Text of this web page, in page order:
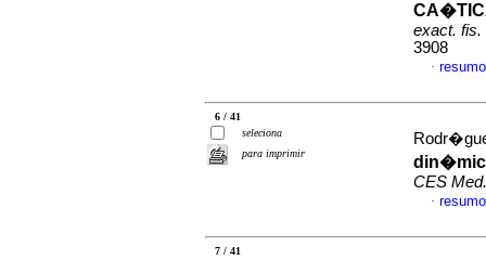
exact. fis.
3908
·
6 / 41
seleciona
para imprimir
CES Med.
·
7 / 41